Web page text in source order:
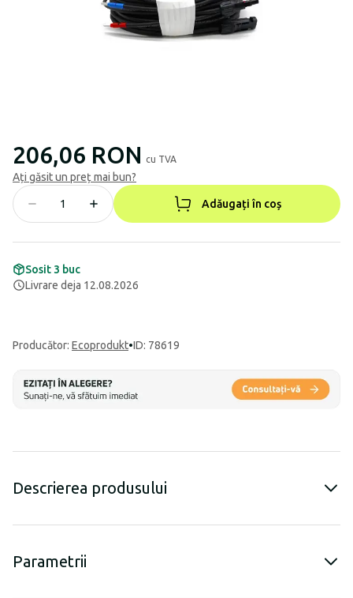
206,06 RON cu TVA
Ați găsit un preț mai bun?
Adăugați în coș
Sosit 3 buc
Livrare deja 12.08.2026
Producător: Ecoprodukt•ID: 78619
Descrierea produsului
Parametrii